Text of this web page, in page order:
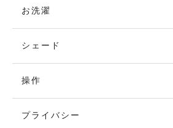
お洗濯
シェード
操作
プライバシー